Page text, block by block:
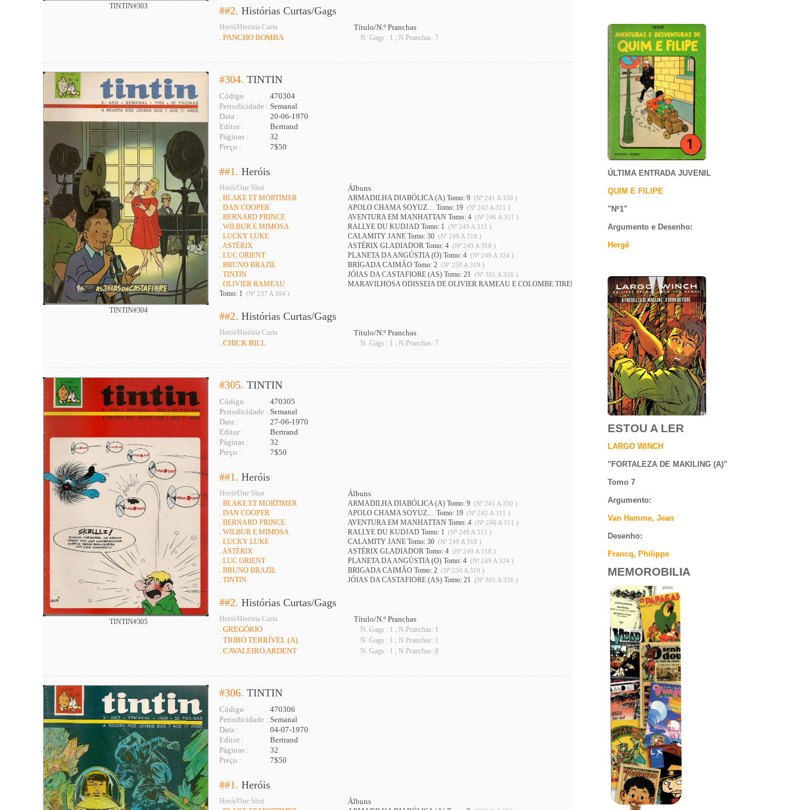
TINTIN#303 ##2. Histórias Curtas/Gags
Herói/História Curta
Título/N.º Pranchas
. PANCHO BOMBA
N. Gags : 1 ; N.Pranchas: 7
TINTIN#304
#304. TINTIN
Código
470304
Periodicidade : Semanal
Data :
20-06-1970
Editor :
Bertrand
Páginas :
32
Preço :
7$50
##1. Heróis
Herói/One Shot Álbuns
. BLAKE ET MORTIMER ARMADILHA DIABÓLICA (A) Tomo: 9 (Nº 241 A 350 )
. DAN COOPER APOLO CHAMA SOYUZ… Tomo: 19 (Nº 242 A 311 )
. BERNARD PRINCE AVENTURA EM MANHATTAN Tomo: 4 (Nº 246 A 311 )
. WILBUR E MIMOSA RALLYE DU KUDJAD Tomo: 1 (Nº 249 A 311 )
. LUCKY LUKE CALAMITY JANE Tomo: 30 (Nº 249 A 318 )
. ASTÉRIX ASTÉRIX GLADIADOR Tomo: 4 (Nº 249 A 318 )
. LUC ORIENT PLANETA DA ANGÚSTIA (O) Tomo: 4 (Nº 249 A 324 )
. BRUNO BRAZIL BRIGADA CAIMÃO Tomo: 2 (Nº 250 A 319 )
. TINTIN JÓIAS DA CASTAFIORE (AS) Tomo: 21 (Nº 301 A 326 )
. OLIVIER RAMEAU
MARAVILHOSA ODISSEIA DE OLIVIER RAMEAU E COLOMBE TIREDAILE
Tomo: 1 (Nº 237 A 304 )
##2. Histórias Curtas/Gags
Herói/História Curta
Título/N.º Pranchas
. CHICK BILL
N. Gags : 1 ; N.Pranchas: 7
TINTIN#305
#305. TINTIN
Código
470305
Periodicidade : Semanal
Data :
27-06-1970
Editor :
Bertrand
Páginas :
32
Preço :
7$50
##1. Heróis
Herói/One Shot Álbuns
. BLAKE ET MORTIMER ARMADILHA DIABÓLICA (A) Tomo: 9 (Nº 241 A 350 )
. DAN COOPER APOLO CHAMA SOYUZ… Tomo: 19 (Nº 242 A 311 )
. BERNARD PRINCE AVENTURA EM MANHATTAN Tomo: 4 (Nº 246 A 311 )
. WILBUR E MIMOSA RALLYE DU KUDJAD Tomo: 1 (Nº 249 A 311 )
. LUCKY LUKE CALAMITY JANE Tomo: 30 (Nº 249 A 318 )
. ASTÉRIX ASTÉRIX GLADIADOR Tomo: 4 (Nº 249 A 318 )
. LUC ORIENT PLANETA DA ANGÚSTIA (O) Tomo: 4 (Nº 249 A 324 )
. BRUNO BRAZIL BRIGADA CAIMÃO Tomo: 2 (Nº 250 A 319 )
. TINTIN JÓIAS DA CASTAFIORE (AS) Tomo: 21 (Nº 301 A 326 )
##2. Histórias Curtas/Gags
Herói/História Curta
Título/N.º Pranchas
. GREGÓRIO
N. Gags : 1 ; N.Pranchas: 1
. TRIBO TERRÍVEL (A) N. Gags : 1 ; N.Pranchas: 1
. CAVALEIRO ARDENT N. Gags : 1 ; N.Pranchas: 8
#306. TINTIN
Código
470306
Periodicidade : Semanal
Data :
04-07-1970
Editor :
Bertrand
Páginas :
32
Preço :
7$50
##1. Heróis
Herói/One Shot Álbuns
ÚLTIMA ENTRADA JUVENIL
QUIM E FILIPE
"Nº1"
Argumento e Desenho:
Hergé
ESTOU A LER
LARGO WINCH
"FORTALEZA DE MAKILING (A)"
Tomo 7
Argumento:
Van Hamme, Jean
Desenho:
Francq, Philippe
MEMOROBILIA